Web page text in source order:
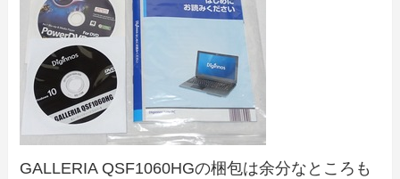
GALLERIA QSF1060HGの梱包は余分なところも